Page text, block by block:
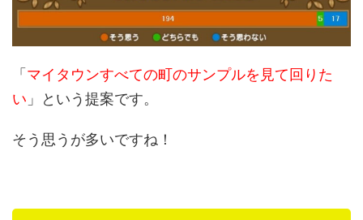
「 マイタウンすべての町のサンプルを見て回りた
い 」という提案です。
そう思うが多いですね！